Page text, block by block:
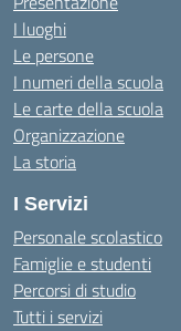
I luoghi
Le persone
I numeri della scuola
Le carte della scuola
Organizzazione
La storia
I Servizi
Personale scolastico
Famiglie e studenti
Percorsi di studio
Tutti i servizi